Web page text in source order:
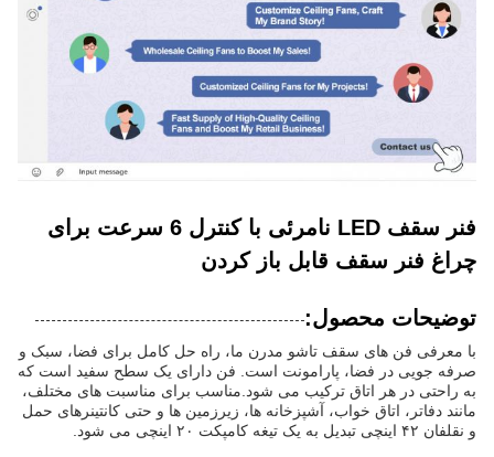
فنر سقف LED نامرئی با کنترل 6 سرعت برای
چراغ فنر سقف قابل باز کردن
توضیحات محصول:
با معرفی فن های سقف تاشو مدرن ما، راه حل کامل برای فضا، سبک و
صرفه جویی در فضا، پارامونت است. فن دارای یک سطح سفید است که
به راحتی در هر اتاق ترکیب می شود.مناسب برای مناسبت های مختلف،
مانند دفاتر، اتاق خواب، آشپزخانه ها، زیرزمین ها و حتی کانتینرهای حمل
و نقلفان ۴۲ اینچی تبدیل به یک تیغه کامپکت ۲۰ اینچی می شود.